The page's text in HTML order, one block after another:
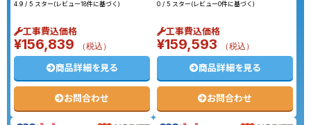
4.9 / 5 スター(レビュー18件に基づく)
工事費込価格
¥156,839 （税込）
商品詳細を見る
お問合わせ
0 / 5 スター(レビュー0件に基づく)
工事費込価格
¥159,593 （税込）
商品詳細を見る
お問合わせ